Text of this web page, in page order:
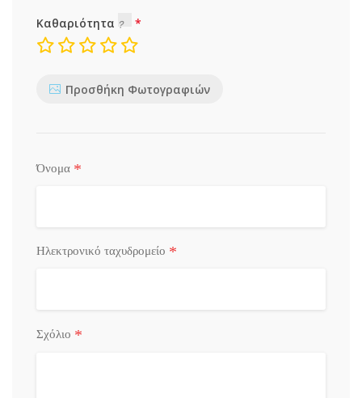
Καθαριότητα
Προσθήκη Φωτογραφιών
Όνομα *
Ηλεκτρονικό ταχυδρομείο *
Σχόλιο *